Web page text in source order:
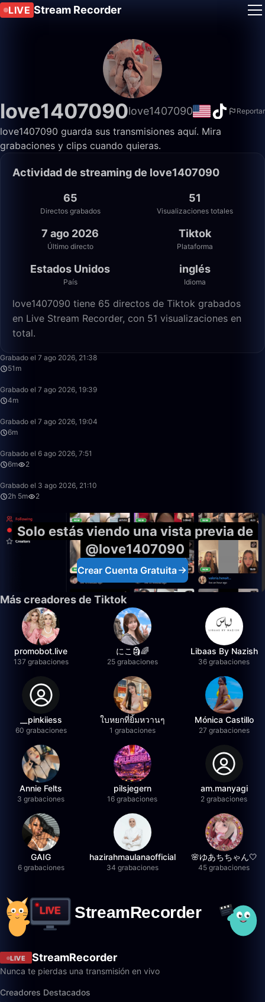
LIVE Stream Recorder
love1407090love1407090 Reportar
love1407090 guarda sus transmisiones aquí. Mira
grabaciones y clips cuando quieras.
Actividad de streaming de love1407090
65
Directos grabados
51
Visualizaciones totales
7 ago 2026
Último directo
Tiktok
Plataforma
Estados Unidos
País
inglés
Idioma
love1407090 tiene 65 directos de Tiktok grabados
en Live Stream Recorder, con 51 visualizaciones en
total.
Grabado el 7 ago 2026, 21:38
51m
Grabado el 7 ago 2026, 19:39
4m
Grabado el 7 ago 2026, 19:04
6m
Grabado el 6 ago 2026, 7:51
6m
2
Grabado el 3 ago 2026, 21:10
2h 5m
2
Solo estás viendo una vista previa de
@love1407090
Crear Cuenta Gratuita
Más creadores de Tiktok
promobot.live
137 grabaciones
にこ🗿🌈
25 grabaciones
Libaas By Nazish
36 grabaciones
__pinkiiess
60 grabaciones
ใบหยกที่ยิ้มหวานๆ
1 grabaciones
Mónica Castillo
27 grabaciones
Annie Felts
3 grabaciones
pilsjegern
16 grabaciones
am.manyagi
2 grabaciones
GAIG
6 grabaciones
hazirahmaulanaofficial
34 grabaciones
🌸ゆあちちゃん🤍
45 grabaciones
LIVE StreamRecorder
Nunca te pierdas una transmisión en vivo
Creadores Destacados